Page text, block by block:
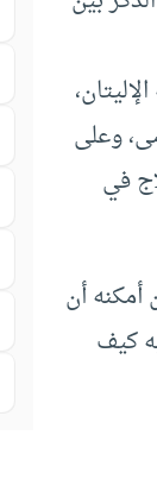
وعلى
في
أن
كيف